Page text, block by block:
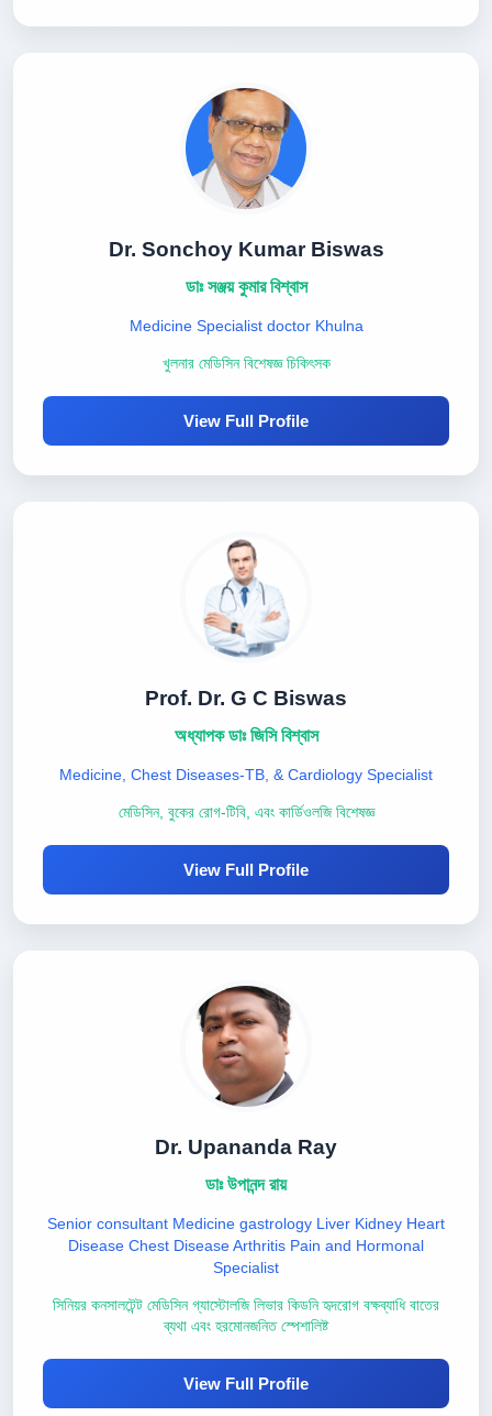
Dr. Sonchoy Kumar Biswas
ডাঃ সঞ্জয় কুমার বিশ্বাস
Medicine Specialist doctor Khulna
খুলনার মেডিসিন বিশেষজ্ঞ চিকিৎসক
View Full Profile
Prof. Dr. G C Biswas
অধ্যাপক ডাঃ জিসি বিশ্বাস
Medicine, Chest Diseases-TB, & Cardiology Specialist
মেডিসিন, বুকের রোগ-টিবি, এবং কার্ডিওলজি বিশেষজ্ঞ
View Full Profile
Dr. Upananda Ray
ডাঃ উপানন্দ রায়
Senior consultant Medicine gastrology Liver Kidney Heart
Disease Chest Disease Arthritis Pain and Hormonal
Specialist
সিনিয়র কনসালটেন্ট মেডিসিন গ্যাস্টোলজি লিভার কিডনি হৃদরোগ বক্ষব্যাধি বাতের
ব্যথা এবং হরমোনজনিত স্পেশালিষ্ট
View Full Profile